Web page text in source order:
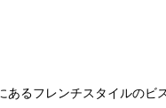
あるフレンチスタイルのビ